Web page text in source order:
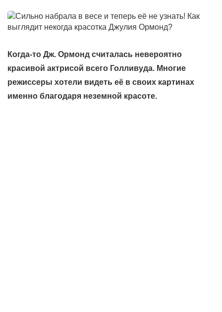
Когда-то Дж. Ормонд считалась невероятно
красивой актрисой всего Голливуда. Многие
режиссеры хотели видеть её в своих картинах
именно благодаря неземной красоте.